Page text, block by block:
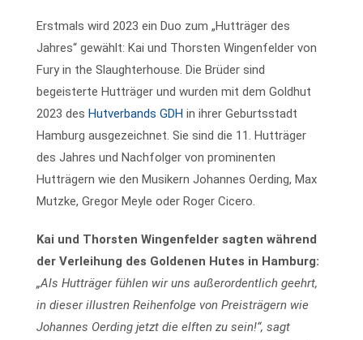
Erstmals wird 2023 ein Duo zum „Hutträger des
Jahres“ gewählt: Kai und Thorsten Wingenfelder von
Fury in the Slaughterhouse. Die Brüder sind
begeisterte Hutträger und wurden mit dem Goldhut
2023 des Hutverbands GDH in ihrer Geburtsstadt
Hamburg ausgezeichnet. Sie sind die 11. Hutträger
des Jahres und Nachfolger von prominenten
Hutträgern wie den Musikern Johannes Oerding, Max
Mutzke, Gregor Meyle oder Roger Cicero.
Kai und Thorsten Wingenfelder sagten während
der Verleihung des Goldenen Hutes in Hamburg:
„Als Hutträger fühlen wir uns außerordentlich geehrt,
in dieser illustren Reihenfolge von Preisträgern wie
Johannes Oerding jetzt die elften zu sein!“, sagt